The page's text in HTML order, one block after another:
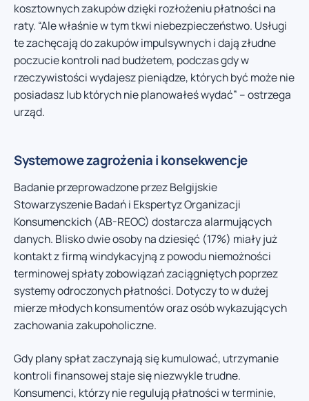
kosztownych zakupów dzięki rozłożeniu płatności na
raty. “Ale właśnie w tym tkwi niebezpieczeństwo. Usługi
te zachęcają do zakupów impulsywnych i dają złudne
poczucie kontroli nad budżetem, podczas gdy w
rzeczywistości wydajesz pieniądze, których być może nie
posiadasz lub których nie planowałeś wydać” – ostrzega
urząd.
Systemowe zagrożenia i konsekwencje
Badanie przeprowadzone przez Belgijskie
Stowarzyszenie Badań i Ekspertyz Organizacji
Konsumenckich (AB-REOC) dostarcza alarmujących
danych. Blisko dwie osoby na dziesięć (17%) miały już
kontakt z firmą windykacyjną z powodu niemożności
terminowej spłaty zobowiązań zaciągniętych poprzez
systemy odroczonych płatności. Dotyczy to w dużej
mierze młodych konsumentów oraz osób wykazujących
zachowania zakupoholiczne.
Gdy plany spłat zaczynają się kumulować, utrzymanie
kontroli finansowej staje się niezwykle trudne.
Konsumenci, którzy nie regulują płatności w terminie,